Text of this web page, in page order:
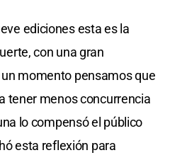
ediciones esta es la
con una gran
momento pensamos que
tener menos concurrencia
lo compensó el público
esta reflexión para